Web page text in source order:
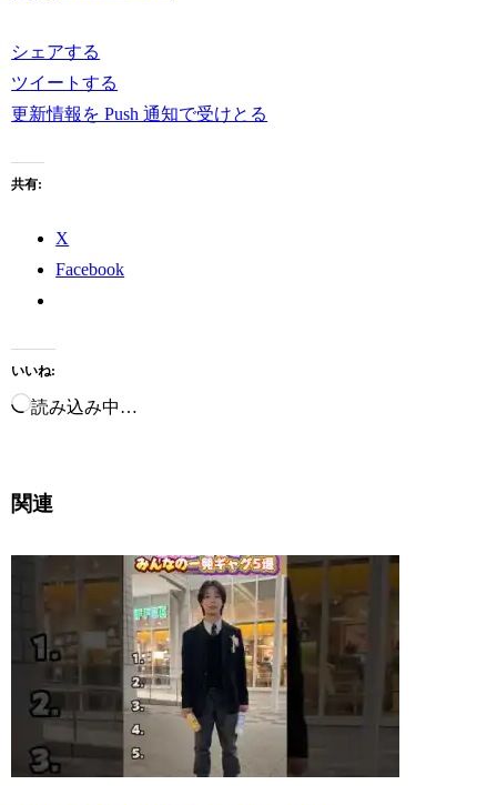
シェアする
ツイートする
更新情報を Push 通知で受けとる
共有:
X
Facebook
いいね:
読み込み中…
関連